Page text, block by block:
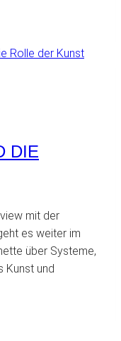
DIE
mit der
es weiter im
über Systeme,
Kunst und